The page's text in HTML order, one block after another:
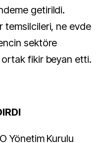
getirildi.
temsilcileri, ne evde
sektöre
ortak fikir beyan etti.
Yönetim Kurulu